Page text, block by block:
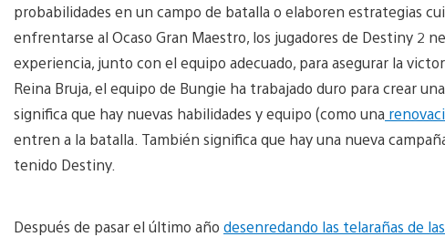
probabilidades en un campo de batalla o elaboren estrategias
enfrentarse al Ocaso Gran Maestro, los jugadores de Destiny 2
experiencia, junto con el equipo adecuado, para asegurar la
Reina Bruja, el equipo de Bungie ha trabajado duro para crear
significa que hay nuevas habilidades y equipo (como una
entren a la batalla. También significa que hay una nueva
tenido Destiny.
Después de pasar el último año desenredando las telarañas de